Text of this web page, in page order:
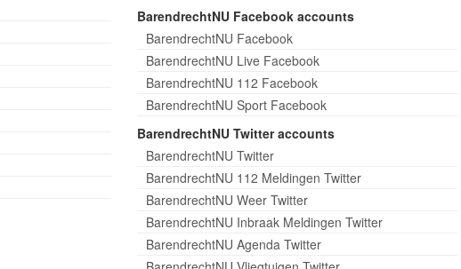
BarendrechtNU Facebook accounts
BarendrechtNU Facebook
BarendrechtNU Live Facebook
BarendrechtNU 112 Facebook
BarendrechtNU Sport Facebook
BarendrechtNU Twitter accounts
BarendrechtNU Twitter
BarendrechtNU 112 Meldingen Twitter
BarendrechtNU Weer Twitter
BarendrechtNU Inbraak Meldingen Twitter
BarendrechtNU Agenda Twitter